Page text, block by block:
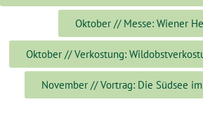
Oktober // Messe: Wiener
Oktober // Verkostung:
November // Vortrag: Die Südsee